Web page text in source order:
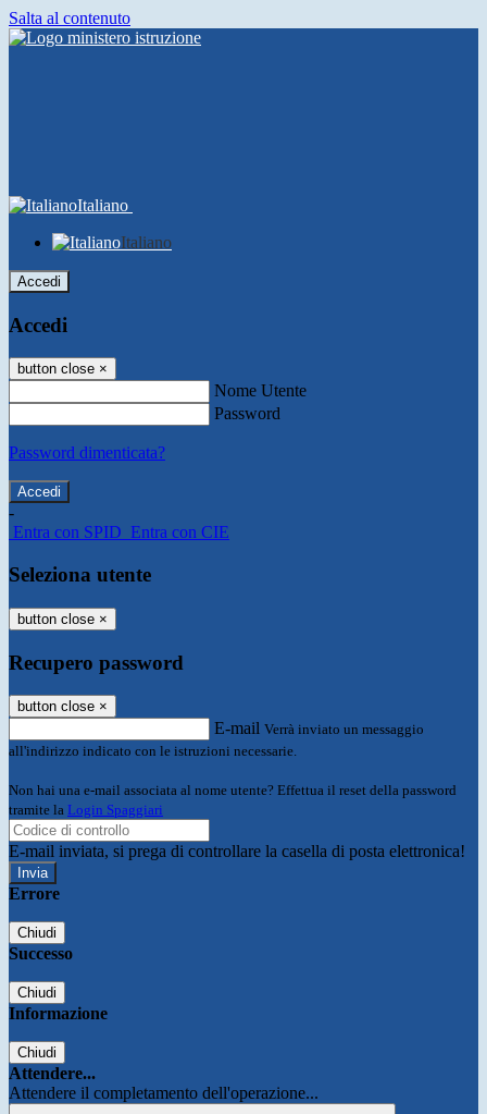
Salta al contenuto
Italiano
Italiano
Accedi
Accedi
button close ×
Nome Utente
Password
Password dimenticata?
-
Entra con SPID Entra con CIE
Seleziona utente
button close ×
Recupero password
button close ×
E-mail Verrà inviato un messaggio
all'indirizzo indicato con le istruzioni necessarie.
Non hai una e-mail associata al nome utente? Effettua il reset della password
tramite la Login Spaggiari
E-mail inviata, si prega di controllare la casella di posta elettronica!
Errore
Chiudi
Successo
Chiudi
Informazione
Chiudi
Attendere...
Attendere il completamento dell'operazione...